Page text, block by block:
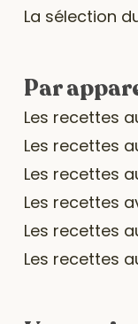
La sélection
Par
Les recettes
Les recettes
Les recettes
Les recettes
Les recettes
Les recettes